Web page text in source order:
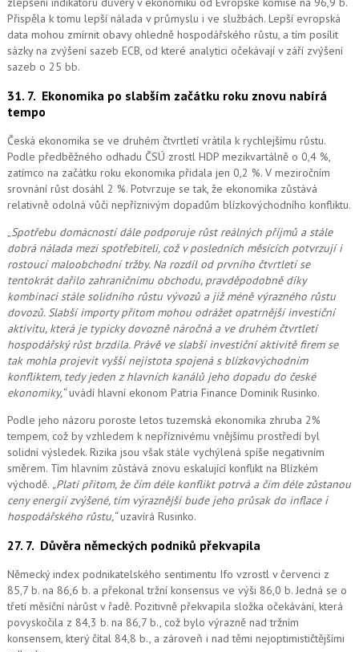
Přispěla k tomu lepší nálada v průmyslu i ve službách. Lepší evropská
data mohou zmírnit obavy ohledně hospodářského růstu, a tím posílit
sázky na zvýšení sazeb ECB, od které analytici očekávají v září zvýšení
sazeb o 25 bb.
31. 7. Ekonomika po slabším začátku roku znovu nabírá
tempo
Česká ekonomika se ve druhém čtvrtletí vrátila k rychlejšímu růstu.
Podle předběžného odhadu ČSÚ zrostl HDP mezikvartálně o 0,4 %,
zatímco na začátku roku ekonomika přidala jen 0,2 %. V meziročním
srovnání růst dosáhl 2 %. Potvrzuje se tak, že ekonomika zůstává
relativně odolná vůči nepříznivým dopadům blízkovýchodního konfliktu.
„Spotřebu domácností dále podporuje růst reálných příjmů a stále
dobrá nálada mezi spotřebiteli, což v posledních měsících potvrzují i
rostoucí maloobchodní tržby. Na rozdíl od prvního čtvrtletí se
tentokrát dařilo zahraničnímu obchodu, pravděpodobně díky
kombinaci stále solidního růstu vývozů a již méně výrazného růstu
dovozů. Slabší importy přitom mohou odrážet opatrnější investiční
aktivitu, která je typicky dovozně náročná a ve druhém čtvrtletí
hospodářský růst brzdila. Právě ve slabší investiční aktivitě firem se
tak mohla projevit vyšší nejistota spojená s blízkovýchodním
konfliktem, tedy jeden z hlavních kanálů jeho dopadu do české
ekonomiky,“uvádí hlavní ekonom Patria Finance Dominik Rusinko.
Podle jeho názoru poroste letos tuzemská ekonomika zhruba 2%
tempem, což by vzhledem k nepříznivému vnějšímu prostředí byl
solidní výsledek. Rizika jsou však stále vychýlená spíše negativním
směrem. Tím hlavním zůstává znovu eskalující konflikt na Blízkém
východě. „Platí přitom, že čím déle konflikt potrvá a čím déle zůstanou
ceny energií zvýšené, tím výraznější bude jeho průsak do inflace i
hospodářského růstu,“uzavírá Rusinko.
27. 7. Důvěra německých podniků překvapila
Německý index podnikatelského sentimentu Ifo vzrostl v červenci z
85,7 b. na 86,6 b. a překonal tržní konsensus ve výši 86,0 b. Jedná se o
třetí měsíční nárůst v řadě. Pozitivně překvapila složka očekávání, která
povyskočila z 84,3 b. na 86,7 b., což bylo výrazně nad tržním
konsensem, který čítal 84,8 b., a zároveň i nad těmi nejoptimističtějšími